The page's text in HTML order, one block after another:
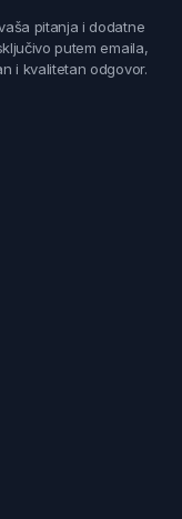
pitanja i dodatne
putem emaila,
i kvalitetan odgovor.